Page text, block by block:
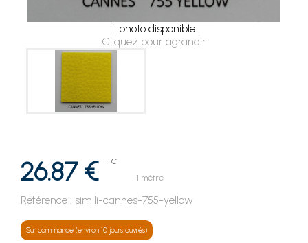
1 photo disponible
Cliquez pour agrandir
26.87 € TTC
1 mètre
Référence : simili-cannes-755-yellow
Sur commande (environ 10 jours ouvrés)